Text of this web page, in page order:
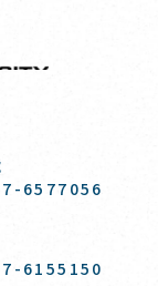
6577056
6155150